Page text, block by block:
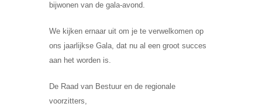
bijwonen van de gala-avond.
We kijken ernaar uit om je te verwelkomen op
ons jaarlijkse Gala, dat nu al een groot succes
aan het worden is.
De Raad van Bestuur en de regionale
voorzitters,